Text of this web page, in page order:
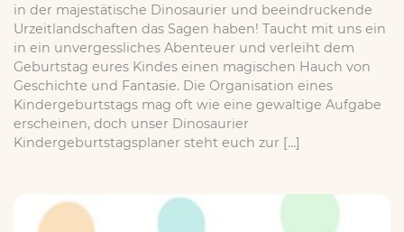
in der majestätische Dinosaurier und beeindruckende
Urzeitlandschaften das Sagen haben! Taucht mit uns ein
in ein unvergessliches Abenteuer und verleiht dem
Geburtstag eures Kindes einen magischen Hauch von
Geschichte und Fantasie. Die Organisation eines
Kindergeburtstags mag oft wie eine gewaltige Aufgabe
erscheinen, doch unser Dinosaurier
Kindergeburtstagsplaner steht euch zur […]